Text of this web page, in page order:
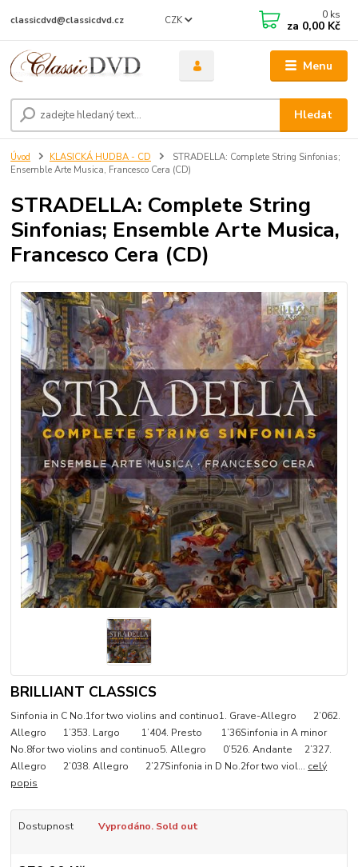
Menu
CZK
Hledat
classicdvd@classicdvd.cz 0 ks
za 0,00 Kč
Úvod KLASICKÁ HUDBA - CD
STRADELLA: Complete String Sinfonias;
Ensemble Arte Musica, Francesco Cera (CD)
STRADELLA: Complete String
Sinfonias; Ensemble Arte Musica,
Francesco Cera (CD)
BRILLIANT CLASSICS
Sinfonia in C No.1for two violins and continuo1. Grave-Allegro 2’062.
Allegro 1’353. Largo 1’404. Presto 1’36Sinfonia in A minor
No.8for two violins and continuo5. Allegro 0’526. Andante 2’327.
Allegro 2’038. Allegro 2’27Sinfonia in D No.2for two viol... celý
popis
Dostupnost Vyprodáno. Sold out